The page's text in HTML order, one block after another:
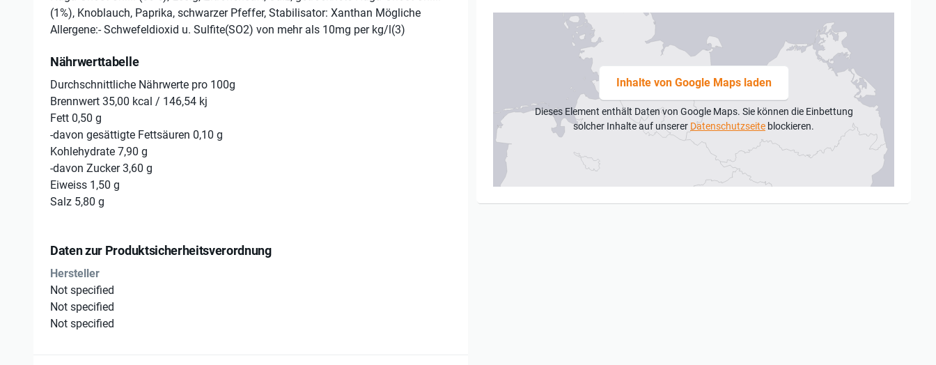
(1%), Knoblauch, Paprika, schwarzer Pfeffer, Stabilisator: Xanthan Mögliche
Allergene:- Schwefeldioxid u. Sulfite(SO2) von mehr als 10mg per kg/l(3)
Nährwerttabelle
Durchschnittliche Nährwerte pro 100g
Brennwert 35,00 kcal / 146,54 kj
Fett 0,50 g
-davon gesättigte Fettsäuren 0,10 g
Kohlehydrate 7,90 g
-davon Zucker 3,60 g
Eiweiss 1,50 g
Salz 5,80 g
Daten zur Produktsicherheitsverordnung
Hersteller
Not specified
Not specified
Not specified
Inhalte von Google Maps laden
Dieses Element enthält Daten von Google Maps. Sie können die Einbettung
solcher Inhalte auf unserer Datenschutzseite blockieren.